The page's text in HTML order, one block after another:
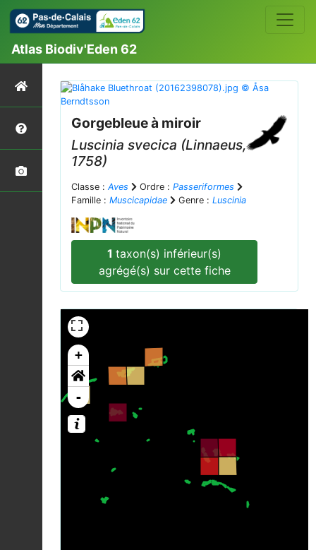
Atlas Biodiv'Eden 62
Gorgebleue à miroir
Luscinia svecica (Linnaeus,
1758)
Classe : Aves Ordre : Passeriformes
Famille : Muscicapidae Genre : Luscinia
1taxon(s) inférieur(s)
agrégé(s) sur cette fiche
+
-